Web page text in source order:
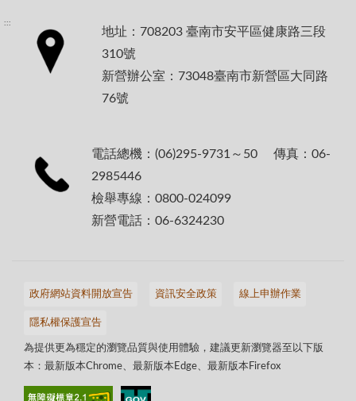
:::
地址：708203 臺南市安平區健康路三段
310號
新營辦公室：73048臺南市新營區大同路
76號
電話總機：(06)295-9731～50 傳真：06-
2985446
檢舉專線：0800-024099
新營電話：06-6324230
政府網站資料開放宣告 資訊安全政策 線上申辦作業
隱私權保護宣告
為提供更為穩定的瀏覽品質與使用體驗，建議更新瀏覽器至以下版
本：最新版本Chrome、最新版本Edge、最新版本Firefox